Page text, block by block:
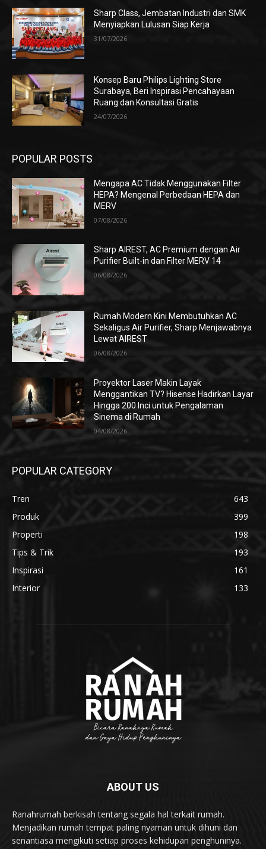
Sharp Class, Jembatan Industri dan SMK
Menyiapkan Lulusan Siap Kerja
31/07/2026
Konsep Baru Philips Lighting Store
Surabaya, Beri Inspirasi Pencahayaan
Ruang dan Konsultasi Gratis
24/07/2026
POPULAR POSTS
Mengapa AC Tidak Menggunakan Filter
HEPA? Mengenal Perbedaan HEPA dan
MERV
07/08/2026
Sharp AIREST, AC Premium dengan Air
Purifier Built-in dan Filter MERV 14
06/08/2026
Rumah Modern Kini Membutuhkan AC
Sekaligus Air Purifier, Sharp Menjawabnya
Lewat AIREST
06/08/2026
Proyektor Laser Makin Layak
Menggantikan TV? Hisense Hadirkan Layar
Hingga 200 Inci untuk Pengalaman
Sinema di Rumah
04/08/2026
POPULAR CATEGORY
Tren
643
Produk
399
Properti
198
Tips & Trik
193
Inspirasi
161
Interior
133
ABOUT US
Ranahrumah berkisah tentang segala hal terkait rumah.
Menjadikan rumah tempat paling nyaman untuk dihuni dan
senantiasa mengikuti setiap proses kehidupan penghuninya.